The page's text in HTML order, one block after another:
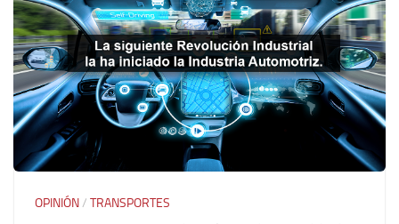
OPINIÓN/ TRANSPORTES